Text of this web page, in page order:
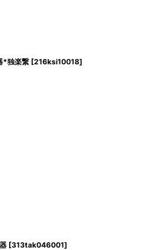
楽繋 [216ksi10018]
[313tak046001]